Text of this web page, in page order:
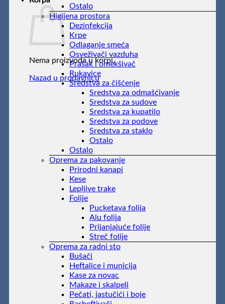
Nema proizvoda u korpi.
Nazad u prodavnicu
Ostalo
Higijena prostora
Dezinfekcija
Krpe
Odlaganje smeća
Osveživači vazduha
Prašak i omekšivač
Rukavice
Sredstva za čišćenje
Sredstva za odmašćivanje
Sredstva za sudove
Sredstva za kupatilo
Sredstva za podove
Sredstva za staklo
Ostalo
Ostalo
Oprema za pakovanje
Prirodni kanapi
Kese
Lepljive trake
Folije
Pucketava folija
Alu folija
Prijanjajuće folije
Streč folije
Oprema za radni sto
Bušači
Heftalice i municija
Kase za novac
Makaze i skalpeli
Pečati, jastučići i boje